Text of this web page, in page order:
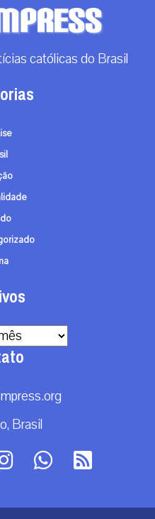
católicas do Brasil
Brasil